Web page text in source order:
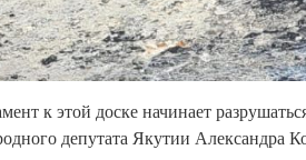
к этой доске начинает
депутата Якутии Александра